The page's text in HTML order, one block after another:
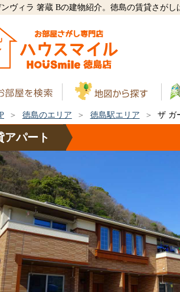
ヴィラ 箸蔵 Bの建物紹介。徳島の賃貸さがし
徳島のエリア 徳島駅エリア ザ ガ
アパート